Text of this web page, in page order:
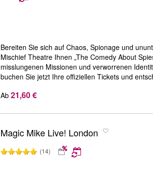
Bereiten Sie sich auf Chaos, Spionage und
Mischief Theatre Ihnen „The Comedy About
misslungenen Missionen und verworrenen
buchen Sie jetzt Ihre offiziellen Tickets und
Ab 21,60 €
Magic Mike Live! London
(14)